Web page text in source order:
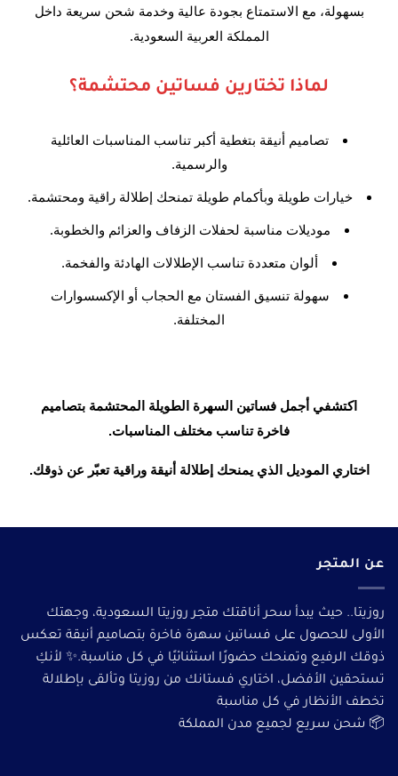
بسهولة، مع الاستمتاع بجودة عالية وخدمة شحن سريعة داخل
المملكة العربية السعودية.
لماذا تختارين فساتين محتشمة؟
تصاميم أنيقة بتغطية أكبر تناسب المناسبات العائلية
والرسمية.
خيارات طويلة وبأكمام طويلة تمنحك إطلالة راقية ومحتشمة.
موديلات مناسبة لحفلات الزفاف والعزائم والخطوبة.
ألوان متعددة تناسب الإطلالات الهادئة والفخمة.
سهولة تنسيق الفستان مع الحجاب أو الإكسسوارات
المختلفة.
اكتشفي أجمل فساتين السهرة الطويلة المحتشمة بتصاميم
فاخرة تناسب مختلف المناسبات.
اختاري الموديل الذي يمنحك إطلالة أنيقة وراقية تعبّر عن ذوقك.
عن المتجر
روزيتا.. حيث يبدأ سحر أناقتك متجر روزيتا السعودية، وجهتك
الأولى للحصول على فساتين سهرة فاخرة بتصاميم أنيقة تعكس
ذوقك الرفيع وتمنحك حضورًا استثنائيًا في كل مناسبة.✨ لأنكِ
تستحقين الأفضل، اختاري فستانك من روزيتا وتألقى بإطلالة
تخطف الأنظار في كل مناسبة
📦 شحن سريع لجميع مدن المملكة